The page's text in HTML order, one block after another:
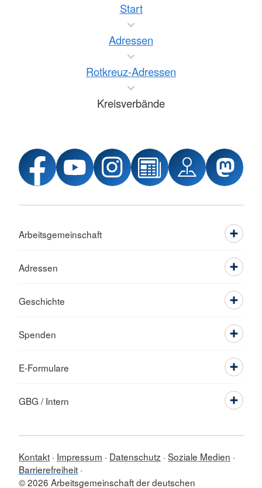
Start
Adressen
Rotkreuz-Adressen
Kreisverbände
Arbeitsgemeinschaft
Adressen
Geschichte
Spenden
E-Formulare
GBG / Intern
Kontakt Impressum Datenschutz Soziale Medien
Barrierefreiheit
© 2026 Arbeitsgemeinschaft der deutschen